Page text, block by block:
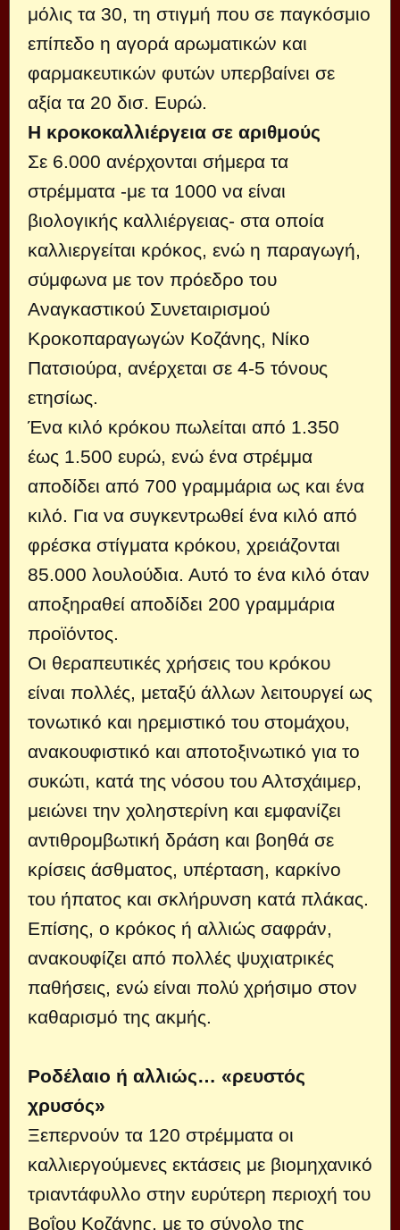
μόλις τα 30, τη στιγμή που σε παγκόσμιο
επίπεδο η αγορά αρωματικών και
φαρμακευτικών φυτών υπερβαίνει σε
αξία τα 20 δισ. Ευρώ.
Η κροκοκαλλιέργεια σε αριθμούς
Σε 6.000 ανέρχονται σήμερα τα
στρέμματα -με τα 1000 να είναι
βιολογικής καλλιέργειας- στα οποία
καλλιεργείται κρόκος, ενώ η παραγωγή,
σύμφωνα με τον πρόεδρο του
Αναγκαστικού Συνεταιρισμού
Κροκοπαραγωγών Κοζάνης, Νίκο
Πατσιούρα, ανέρχεται σε 4-5 τόνους
ετησίως.
Ένα κιλό κρόκου πωλείται από 1.350
έως 1.500 ευρώ, ενώ ένα στρέμμα
αποδίδει από 700 γραμμάρια ως και ένα
κιλό. Για να συγκεντρωθεί ένα κιλό από
φρέσκα στίγματα κρόκου, χρειάζονται
85.000 λουλούδια. Αυτό το ένα κιλό όταν
αποξηραθεί αποδίδει 200 γραμμάρια
προϊόντος.
Οι θεραπευτικές χρήσεις του κρόκου
είναι πολλές, μεταξύ άλλων λειτουργεί ως
τονωτικό και ηρεμιστικό του στομάχου,
ανακουφιστικό και αποτοξινωτικό για το
συκώτι, κατά της νόσου του Αλτσχάιμερ,
μειώνει την χοληστερίνη και εμφανίζει
αντιθρομβωτική δράση και βοηθά σε
κρίσεις άσθματος, υπέρταση, καρκίνο
του ήπατος και σκλήρυνση κατά πλάκας.
Επίσης, ο κρόκος ή αλλιώς σαφράν,
ανακουφίζει από πολλές ψυχιατρικές
παθήσεις, ενώ είναι πολύ χρήσιμο στον
καθαρισμό της ακμής.
Ροδέλαιο ή αλλιώς… «ρευστός
χρυσός»
Ξεπερνούν τα 120 στρέμματα οι
καλλιεργούμενες εκτάσεις με βιομηχανικό
τριαντάφυλλο στην ευρύτερη περιοχή του
Βοΐου Κοζάνης, με το σύνολο της